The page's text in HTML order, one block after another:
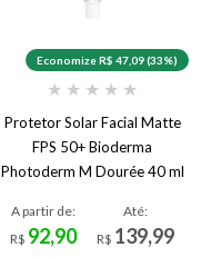
Economize R$ 47,09 (33%)
★ ★ ★ ★ ★
Protetor Solar Facial Matte
FPS 50+ Bioderma
Photoderm M Dourée 40 ml
A partir de:
R$ 92,90
Até:
R$ 139,99